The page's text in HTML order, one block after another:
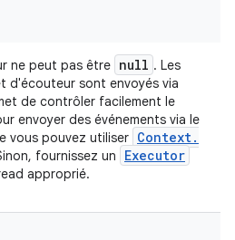
ne peut pas être null . Les
d'écouteur sont envoyés via
de contrôler facilement le
envoyer des événements via le
vous pouvez utiliser Context.
fournissez un Executor
approprié.